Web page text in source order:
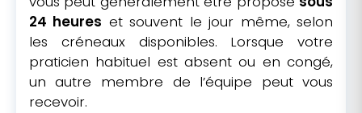
24 heures et souvent le jour même, selon
les créneaux disponibles. Lorsque votre
praticien habituel est absent ou en congé,
un autre membre de l’équipe peut vous
recevoir.